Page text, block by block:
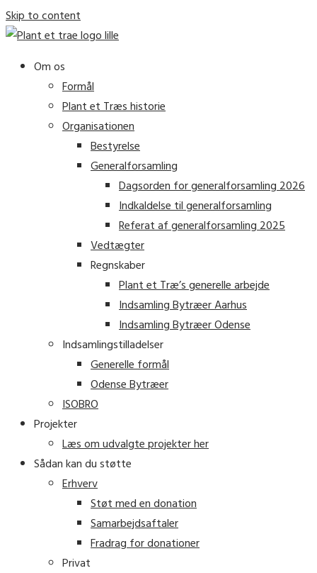
Skip to content
Om os
Formål
Plant et Træs historie
Organisationen
Bestyrelse
Generalforsamling
Dagsorden for generalforsamling 2026
Indkaldelse til generalforsamling
Referat af generalforsamling 2025
Vedtægter
Regnskaber
Plant et Træ’s generelle arbejde
Indsamling Bytræer Aarhus
Indsamling Bytræer Odense
Indsamlingstilladelser
Generelle formål
Odense Bytræer
ISOBRO
Projekter
Læs om udvalgte projekter her
Sådan kan du støtte
Erhverv
Støt med en donation
Samarbejdsaftaler
Fradrag for donationer
Privat